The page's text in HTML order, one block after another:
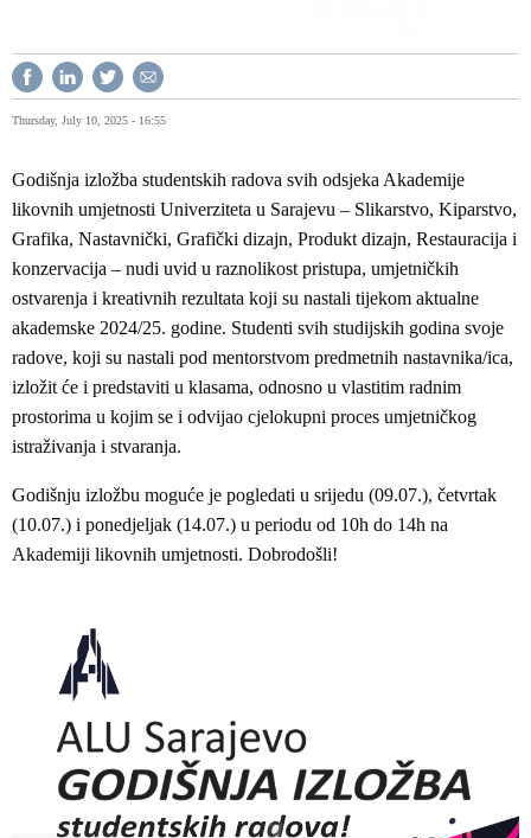
Thursday, July 10, 2025 - 16:55
Godišnja izložba studentskih radova svih odsjeka Akademije
likovnih umjetnosti Univerziteta u Sarajevu – Slikarstvo, Kiparstvo,
Grafika, Nastavnički, Grafički dizajn, Produkt dizajn, Restauracija i
konzervacija – nudi uvid u raznolikost pristupa, umjetničkih
ostvarenja i kreativnih rezultata koji su nastali tijekom aktualne
akademske 2024/25. godine. Studenti svih studijskih godina svoje
radove, koji su nastali pod mentorstvom predmetnih nastavnika/ica,
izložit će i predstaviti u klasama, odnosno u vlastitim radnim
prostorima u kojim se i odvijao cjelokupni proces umjetničkog
istraživanja i stvaranja.
Godišnju izložbu moguće je pogledati u srijedu (09.07.), četvrtak
(10.07.) i ponedjeljak (14.07.) u periodu od 10h do 14h na
Akademiji likovnih umjetnosti. Dobrodošli!